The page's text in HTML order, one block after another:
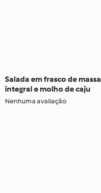
Salada em frasco de massa
integral e molho de caju
Nenhuma avaliação